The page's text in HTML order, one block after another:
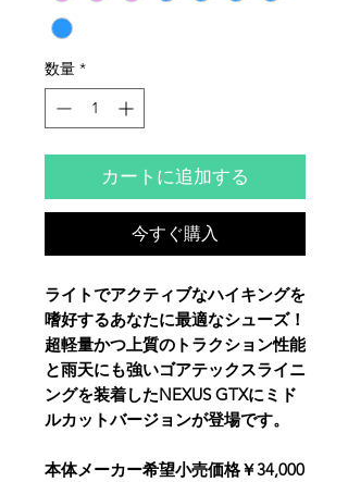
数量 *
カートに追加する
今すぐ購入
ライトでアクティブなハイキングを
嗜好するあなたに最適なシューズ！
超軽量かつ上質のトラクション性能
と雨天にも強いゴアテックスライニ
ングを装着したNEXUS GTXにミド
ルカットバージョンが登場です。
本体メーカー希望小売価格￥34,000